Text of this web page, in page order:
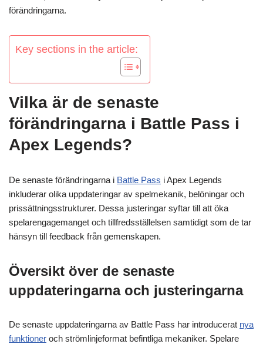
förändringarna.
Key sections in the article:
Vilka är de senaste
förändringarna i Battle Pass i
Apex Legends?
De senaste förändringarna i Battle Pass i Apex Legends
inkluderar olika uppdateringar av spelmekanik, belöningar och
prissättningsstrukturer. Dessa justeringar syftar till att öka
spelarengagemanget och tillfredsställelsen samtidigt som de tar
hänsyn till feedback från gemenskapen.
Översikt över de senaste
uppdateringarna och justeringarna
De senaste uppdateringarna av Battle Pass har introducerat nya
funktioner och strömlinjeformat befintliga mekaniker. Spelare